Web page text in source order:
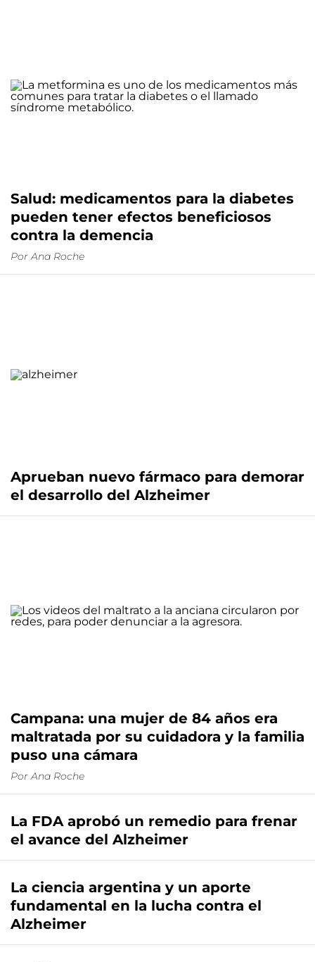
Salud: medicamentos para la diabetes
pueden tener efectos beneficiosos
contra la demencia
Por Ana Roche
Aprueban nuevo fármaco para demorar
el desarrollo del Alzheimer
Campana: una mujer de 84 años era
maltratada por su cuidadora y la familia
puso una cámara
Por Ana Roche
La FDA aprobó un remedio para frenar
el avance del Alzheimer
La ciencia argentina y un aporte
fundamental en la lucha contra el
Alzheimer